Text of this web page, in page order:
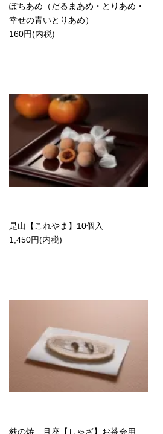
ぽちあめ（だるまあめ・とりあめ・
幸せの青いとりあめ）
160円(内税)
是山【これやま】10個入
1,450円(内税)
麩の焼 且座【しゃざ】お茶会用